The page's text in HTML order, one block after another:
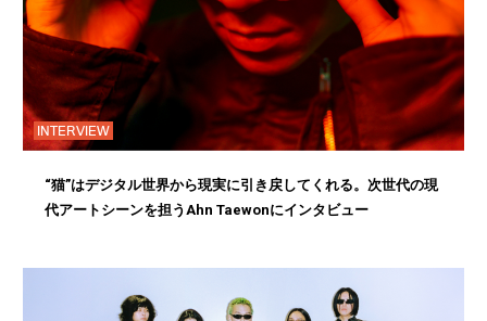
INTERVIEW
“猫”はデジタル世界から現実に引き戻してくれる。次世代の現
代アートシーンを担うAhn Taewonにインタビュー